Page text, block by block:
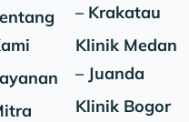
– Krakatau
Klinik Medan
– Juanda
Klinik Bogor